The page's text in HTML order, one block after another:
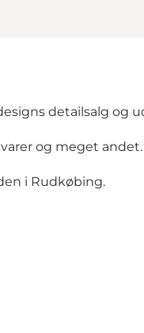
detailsalg og
og meget andet.
i Rudkøbing.